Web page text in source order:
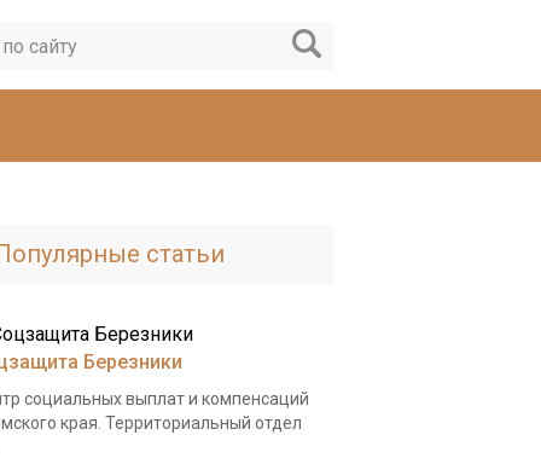
статьи
Березники
социальных выплат и компенсаций
края. Территориальный отдел